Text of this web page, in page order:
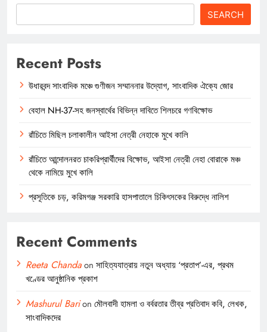
SEARCH
Recent Posts
উধারবন্দ সাংবাদিক মঞ্চে গুণীজন সম্মাননার উদ্যোগ, সাংবাদিক ঐক্যে জোর
বেহাল NH-37-সহ জনস্বার্থের বিভিন্ন দাবিতে শিলচরে গণবিক্ষোভ
রাঁচিতে মিছিল চলাকালীন আইসা নেত্রী নেহাকে মুখে কালি
রাঁচিতে আন্দোলনরত চাকরিপ্রার্থীদের বিক্ষোভ, আইসা নেত্রী নেহা বোরাকে মঞ্চ
থেকে নামিয়ে মুখে কালি
প্রসূতিকে চড়, করিমগঞ্জ সরকারি হাসপাতালে চিকিৎসকের বিরুদ্ধে নালিশ
Recent Comments
Reeta Chandaon সাহিত্যযাত্রায় নতুন অধ্যায় ‘প্রতাপ’-এর, প্রথম
খণ্ডের আনুষ্ঠানিক প্রকাশ
Mashurul Barion মৌলবাদী হামলা ও বর্বরতার তীব্র প্রতিবাদ কবি, লেখক,
সাংবাদিকদের